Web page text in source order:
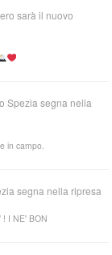
sarà il nuovo
Spezia segna nella
in campo.
segna nella ripresa
! I NE' BON